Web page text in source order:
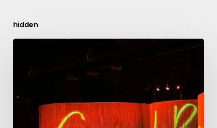
hidden